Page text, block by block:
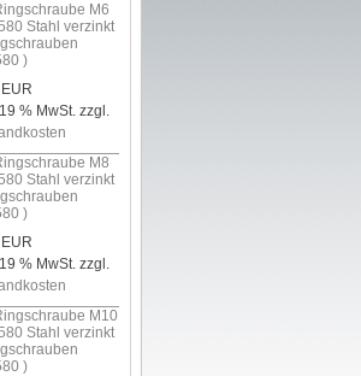
M6
Stahl verzinkt
)
% MwSt. zzgl.
M8
Stahl verzinkt
)
% MwSt. zzgl.
M10
Stahl verzinkt
)